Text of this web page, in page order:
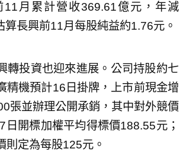
11月累計營收369.61億元，年減
算長興前11月每股純益約1.76元。
轉投資也迎來進展。公司持股約七
精機預計16日掛牌，上市前現金增
張並辦理公開承銷，其中對外競價
日開標加權平均得標價188.55元；
則定為每股125元。